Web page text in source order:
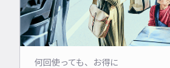
何回使っても、お得に